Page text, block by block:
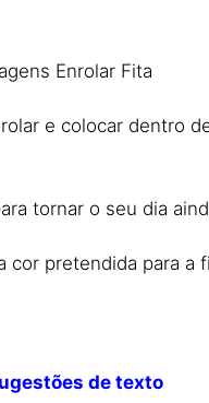
Enrolar Fita
e colocar dentro
tornar o seu dia
cor pretendida para a
de texto